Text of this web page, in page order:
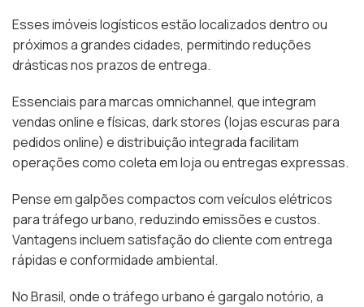
Esses imóveis logísticos estão localizados dentro ou
próximos a grandes cidades, permitindo reduções
drásticas nos prazos de entrega.
Essenciais para marcas omnichannel, que integram
vendas online e físicas, dark stores (lojas escuras para
pedidos online) e distribuição integrada facilitam
operações como coleta em loja ou entregas expressas.
Pense em galpões compactos com veículos elétricos
para tráfego urbano, reduzindo emissões e custos.
Vantagens incluem satisfação do cliente com entrega
rápidas e conformidade ambiental.
No Brasil, onde o tráfego urbano é gargalo notório, a